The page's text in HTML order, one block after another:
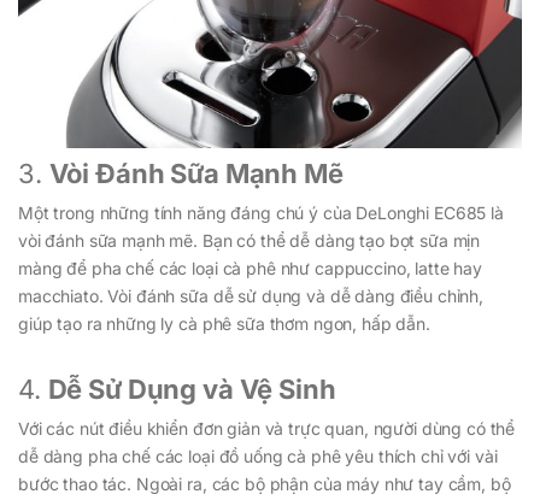
3. Vòi Đánh Sữa Mạnh Mẽ
Một trong những tính năng đáng chú ý của DeLonghi EC685 là
vòi đánh sữa mạnh mẽ. Bạn có thể dễ dàng tạo bọt sữa mịn
màng để pha chế các loại cà phê như cappuccino, latte hay
macchiato. Vòi đánh sữa dễ sử dụng và dễ dàng điều chỉnh,
giúp tạo ra những ly cà phê sữa thơm ngon, hấp dẫn.
4. Dễ Sử Dụng và Vệ Sinh
Với các nút điều khiển đơn giản và trực quan, người dùng có thể
dễ dàng pha chế các loại đồ uống cà phê yêu thích chỉ với vài
bước thao tác. Ngoài ra, các bộ phận của máy như tay cầm, bộ